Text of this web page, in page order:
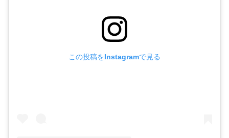
この投稿をInstagramで見る